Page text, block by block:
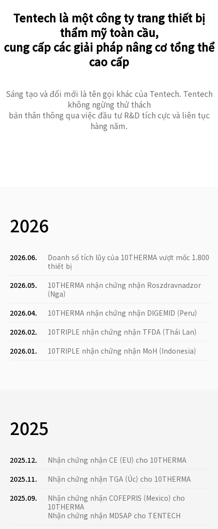
Tentech là một công ty trang thiết bị
thẩm mỹ toàn cầu,
cung cấp các giải pháp nâng cơ tổng thể
cao cấp
Sáng tạo và đổi mới là tên gọi khác của Tentech. Tentech
không ngừng thử thách
bản thân thông qua việc đầu tư R&D tích cực và liên tục
hàng năm.
2026
2026.06.
Doanh số tích lũy của 10THERMA vượt mốc 1.800
thiết bị
2026.05.
10THERMA nhận chứng nhận Roszdravnadzor
(Nga)
2026.04.
10THERMA nhận chứng nhận DIGEMID (Peru)
2026.02.
10TRIPLE nhận chứng nhận TFDA (Thái Lan)
2026.01.
10TRIPLE nhận chứng nhận MoH (Indonesia)
2025
2025.12.
Nhận chứng nhận CE (EU) cho 10THERMA
2025.11.
Nhận chứng nhận TGA (Úc) cho 10THERMA
2025.09.
Nhận chứng nhận COFEPRIS (Mexico) cho
10THERMA
Nhận chứng nhận MDSAP cho TENTECH